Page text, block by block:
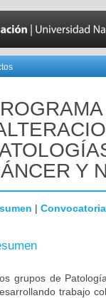
Y
| Convocatoria
grupos de
trabajo